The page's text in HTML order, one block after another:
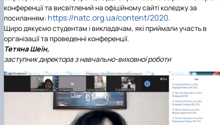
конференції та висвітлений на офіційному сайті коледжу за
посиланням: https://natc.org.ua/content/2020.
Щиро дякуємо студентам і викладачам, які приймали участь в
організації та проведенні конференції.
Тетяна Шеїн,
заступник директора з навчально-виховної роботи